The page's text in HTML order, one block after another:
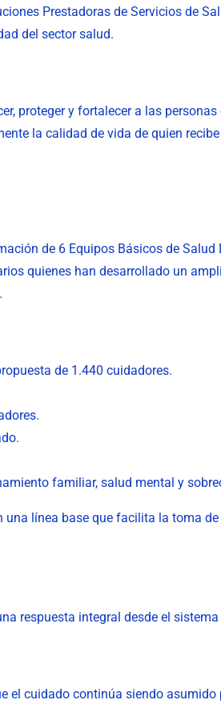
Prestadoras de Servicios de
del sector salud.
proteger y fortalecer a las
la calidad de vida de quien
de 6 Equipos Básicos de
quienes han desarrollado un
de 1.440 cuidadores.
familiar, salud mental y
línea base que facilita la toma
respuesta integral desde el
el cuidado continúa siendo